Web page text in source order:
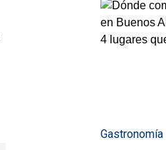
Gastronomía